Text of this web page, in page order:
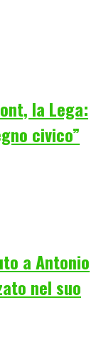
la Lega:
civico”
a Antonio
nel suo